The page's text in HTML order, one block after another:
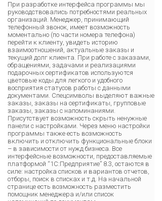
При разработке интерфейса программы мы
руководствовались потребностями реальных
организаций. Менеджер, принимающий
телефонный звонок, имеет возможность
моментально (по части номера телефона)
перейти к клиенту, увидеть историю
взаимоотношений, актуальные заказы и
текущий долг клиента. При работе с заказами,
обращениями, задачами и реализациями
подарочных сертификатов используются
цветовые коды для легкого и удобного
восприятия статусов работы с данными
документами. Спецсимволы выделяют важные
заказы, заказы на сертификаты, групповые
заказы, заказы с напоминаниями.
Присутствует возможность скрыть ненужные
панели с настройками. Через меню настройки
программы также есть возможность
включить и отключить функциональные блоки
– в зависимости от нужд бизнеса. Все
интерфейсные возможности, предоставляемые
платформой “1С:Предприятие” 8.3, остаются в
силе: настройка списков и вариантов отчетов,
отборы, поиск в списках и т.д. На начальной
странице есть возможность разместить
помощник менеджера и/или список